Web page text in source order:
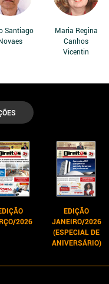
Santiago
Maria Regina
Canhos
Vicentin
2026
EDIÇÃO
JANEIRO/2026
(ESPECIAL DE
ANIVERSÁRIO)